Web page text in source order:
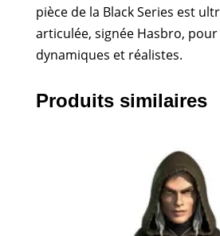
pièce de la Black Series est
articulée, signée Hasbro, pour
dynamiques et réalistes.
Produits similaires